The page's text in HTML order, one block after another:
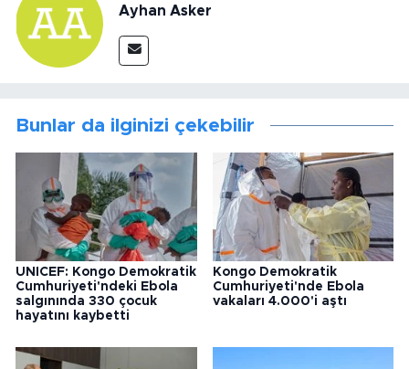
Ayhan Asker
Bunlar da ilginizi çekebilir
UNICEF: Kongo Demokratik
Cumhuriyeti'ndeki Ebola
salgınında 330 çocuk
hayatını kaybetti
Kongo Demokratik
Cumhuriyeti'nde Ebola
vakaları 4.000'i aştı